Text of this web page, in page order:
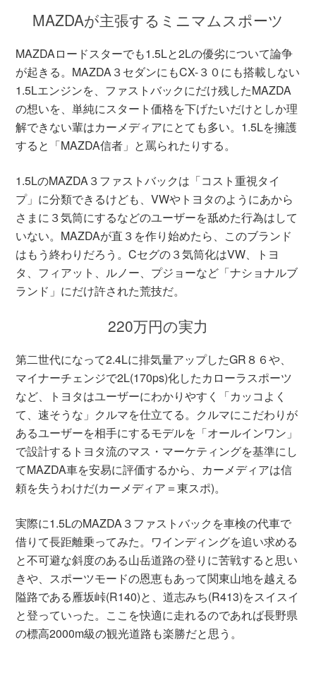
MAZDAが主張するミニマムスポーツ
MAZDAロードスターでも1.5Lと2Lの優劣について論争
が起きる。MAZDA３セダンにもCX-３０にも搭載しない
1.5Lエンジンを、ファストバックにだけ残したMAZDA
の想いを、単純にスタート価格を下げたいだけとしか理
解できない輩はカーメディアにとても多い。1.5Lを擁護
すると「MAZDA信者」と罵られたりする。
1.5LのMAZDA３ファストバックは「コスト重視タイ
プ」に分類できるけども、VWやトヨタのようにあから
さまに３気筒にするなどのユーザーを舐めた行為はして
いない。MAZDAが直３を作り始めたら、このブランド
はもう終わりだろう。Cセグの３気筒化はVW、トヨ
タ、フィアット、ルノー、プジョーなど「ナショナルブ
ランド」にだけ許された荒技だ。
220万円の実力
第二世代になって2.4Lに排気量アップしたGR８６や、
マイナーチェンジで2L(170ps)化したカローラスポーツ
など、トヨタはユーザーにわかりやすく「カッコよく
て、速そうな」クルマを仕立てる。クルマにこだわりが
あるユーザーを相手にするモデルを「オールインワン」
で設計するトヨタ流のマス・マーケティングを基準にし
てMAZDA車を安易に評価するから、カーメディアは信
頼を失うわけだ(カーメディア＝東スポ)。
実際に1.5LのMAZDA３ファストバックを車検の代車で
借りて長距離乗ってみた。ワインディングを追い求める
と不可避な斜度のある山岳道路の登りに苦戦すると思い
きや、スポーツモードの恩恵もあって関東山地を越える
隘路である雁坂峠(R140)と、道志みち(R413)をスイスイ
と登っていった。ここを快適に走れるのであれば長野県
の標高2000m級の観光道路も楽勝だと思う。